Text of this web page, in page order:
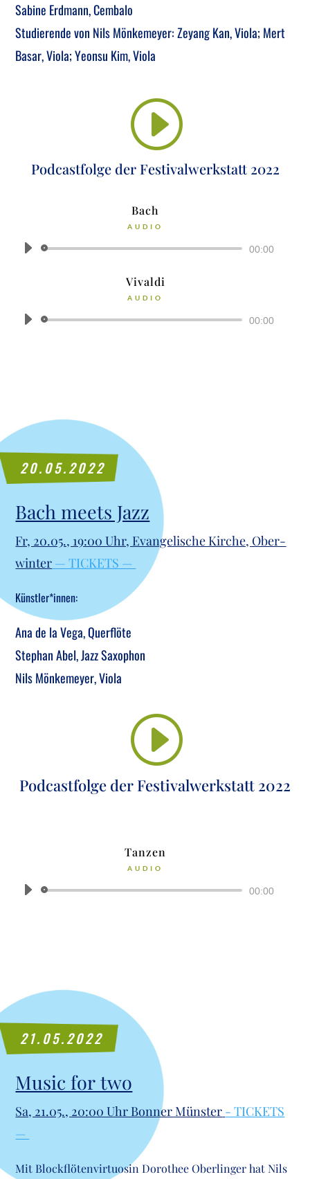
Sabi­ne Erd­mann, Cem­ba­lo
Stu­die­ren­de von Nils Mön­ke­mey­er: Zeyang Kan, Vio­la; Mert
Basar, Vio­la;Yeon­su Kim, Viola
I
Pod­cast­fol­ge der Fes­ti­val­werk­statt 2022
Bach
AUDIO
Audio-
00:00
Vival­di
AUDIO
Audio-
00:00
20.05.2022
Bach meets Jazz
Fr, 20.05., 19:00 Uhr, Evan­ge­li­sche Kir­che, Ober­
win­ter — TICKETS —
Künstler*innen:
Ana de la Vega, Quer­flö­te
Ste­phan Abel, Jazz Saxo­phon
Nils Mön­ke­mey­er, Viola
I
Pod­cast­fol­ge der Fes­ti­val­werk­statt 2022
Tan­zen
AUDIO
Audio-
00:00
21.05.2022
Music for two
Sa, 21.05., 20:00 Uhr Bon­ner Müns­ter - TICKETS
—
Mit Block­flö­ten­vir­tuo­sin Doro­thee Ober­lin­ger hat Nils